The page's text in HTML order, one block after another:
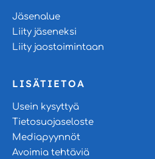
Jäsenalue
Liity jäseneksi
Liity jaostoimintaan
LISÄTIETOA
Usein kysyttyä
Tietosuojaseloste
Mediapyynnöt
Avoimia tehtäviä